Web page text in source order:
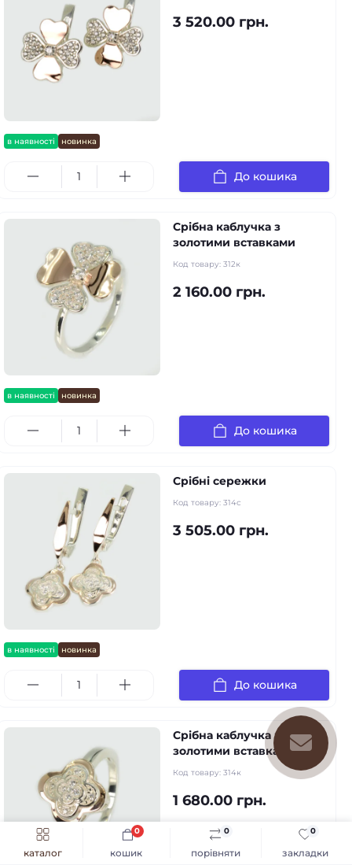
каталог порівняти
0
закладки
0
кошик
0
в наявності новинка
3 520.00 грн.
До кошика
в наявності новинка
Срібна каблучка з
золотими вставками
Код товару: 312к
2 160.00 грн.
До кошика
в наявності новинка
Срібні сережки
Код товару: 314с
3 505.00 грн.
До кошика
Срібна каблучка з
золотими вставками
Код товару: 314к
1 680.00 грн.